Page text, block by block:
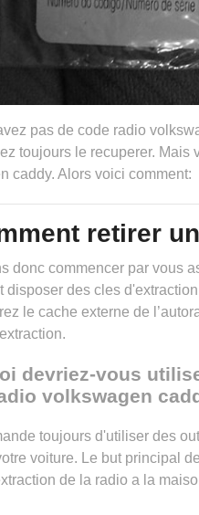
pas de code radio
toujours le recuperer. Mais
caddy. Alors voici comment:
retirer
donc commencer par vous
disposer des cles
le cache externe de
devriez-vous
volkswagen
toujours d'utiliser des
voiture. Le but principal
de la radio a la